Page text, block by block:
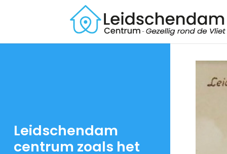
Leidschendam
centrum zoals het